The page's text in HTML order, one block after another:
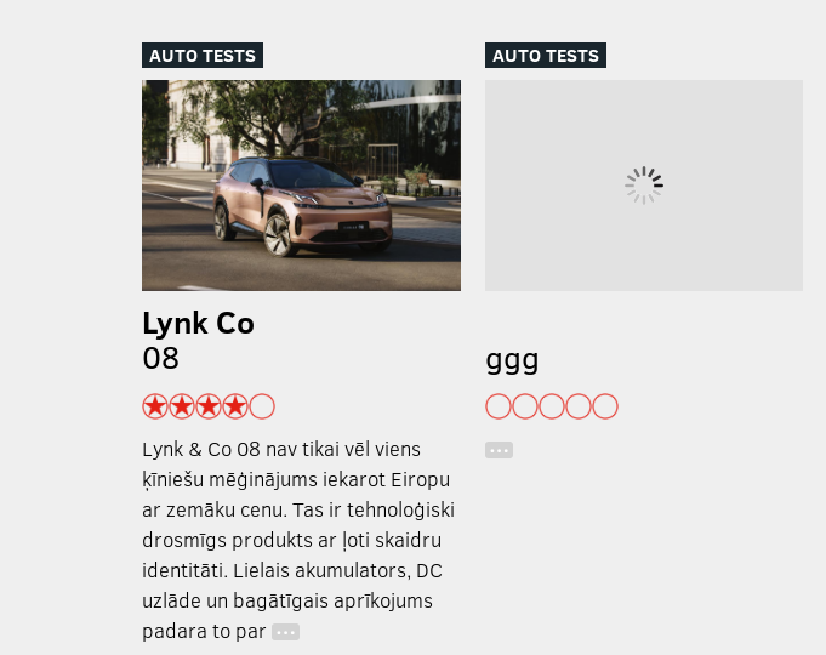
AUTO TESTS
Lynk Co
08
Lynk & Co 08 nav tikai vēl viens
ķīniešu mēģinājums iekarot Eiropu
ar zemāku cenu. Tas ir tehnoloģiski
drosmīgs produkts ar ļoti skaidru
identitāti. Lielais akumulators, DC
uzlāde un bagātīgais aprīkojums
padara to par …
AUTO TESTS
ggg
…